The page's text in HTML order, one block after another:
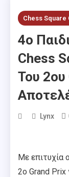
Chess Square
4ο
Chess
Του 2ου
Lynx
Με επιτυχία
2ο Grand Prix